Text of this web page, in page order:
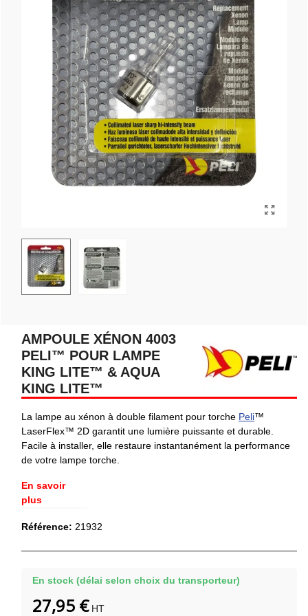
AMPOULE XÉNON 4003
PELI™ POUR LAMPE
KING LITE™ & AQUA
KING LITE™
La lampe au xénon à double filament pour torche Peli™
LaserFlex™ 2D garantit une lumière puissante et durable.
Facile à installer, elle restaure instantanément la performance
de votre lampe torche.
En savoir
plus
Référence: 21932
En stock (délai selon choix du transporteur)
27,95 € HT